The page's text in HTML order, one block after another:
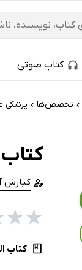
کتاب صوتی
› تخصص‌ها › پزشکی
کیارش
★
★
کتاب